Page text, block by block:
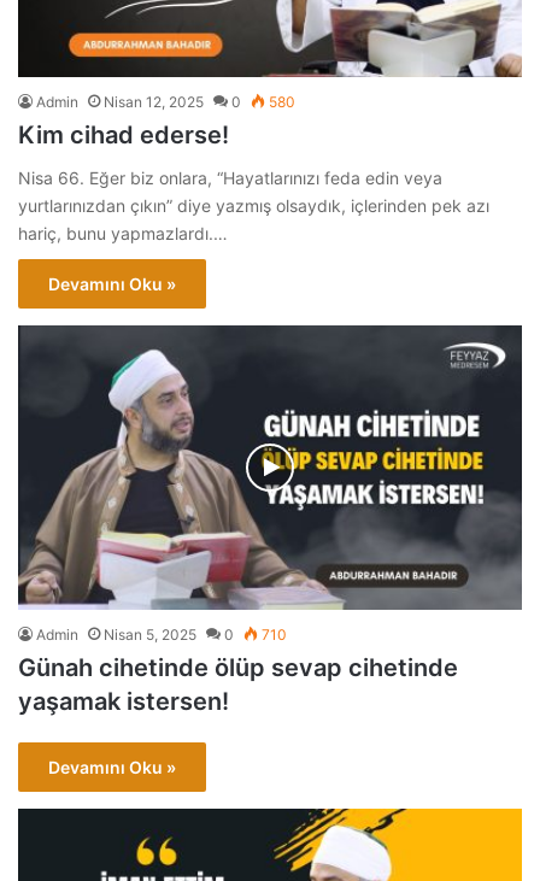
Admin Nisan 12, 2025 0 580
Kim cihad ederse!
Nisa 66. Eğer biz onlara, “Hayatlarınızı feda edin veya
yurtlarınızdan çıkın” diye yazmış olsaydık, içlerinden pek azı
hariç, bunu yapmazlardı.…
Devamını Oku »
Admin Nisan 5, 2025 0 710
Günah cihetinde ölüp sevap cihetinde
yaşamak istersen!
Devamını Oku »